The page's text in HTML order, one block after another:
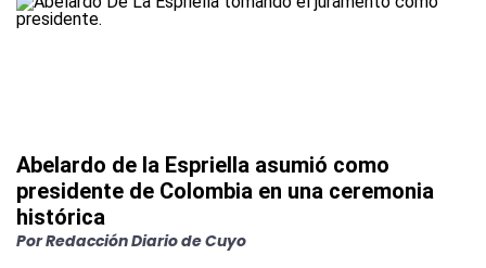
Abelardo de la Espriella asumió como
presidente de Colombia en una ceremonia
histórica
PorRedacción Diario de Cuyo